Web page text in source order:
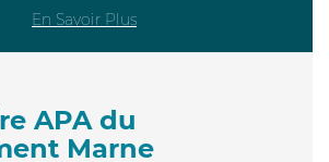
En Savoir Plus
APA du
Marne